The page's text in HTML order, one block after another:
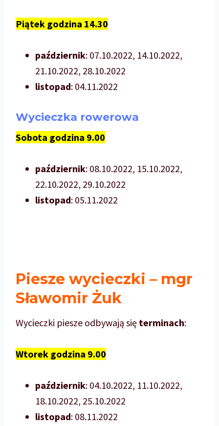
Piątek godzina 14.30
październik: 07.10.2022, 14.10.2022,
21.10.2022, 28.10.2022
listopad: 04.11.2022
Wycieczka rowerowa
Sobota godzina 9.00
październik: 08.10.2022, 15.10.2022,
22.10.2022, 29.10.2022
listopad: 05.11.2022
Piesze wycieczki – mgr
Sławomir Żuk
Wycieczki piesze odbywają się terminach:
Wtorek godzina 9.00
październik: 04.10.2022, 11.10.2022,
18.10.2022, 25.10.2022
listopad: 08.11.2022